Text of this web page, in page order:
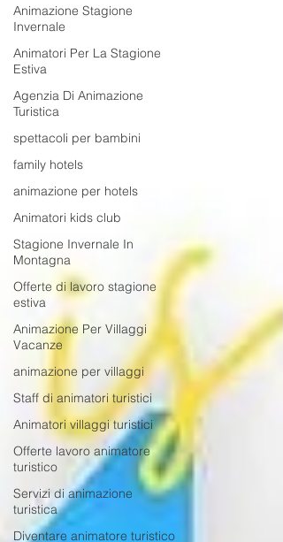
Animazione Stagione
Invernale
Animatori Per La Stagione
Estiva
Agenzia Di Animazione
Turistica
spettacoli per bambini
family hotels
animazione per hotels
Animatori kids club
Stagione Invernale In
Montagna
Offerte di lavoro stagione
estiva
Animazione Per Villaggi
Vacanze
animazione per villaggi
Staff di animatori turistici
Animatori villaggi turistici
Offerte lavoro animatore
turistico
Servizi di animazione
turistica
Diventare animatore turistico